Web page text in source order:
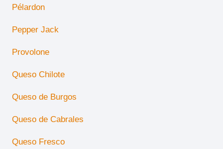
Pélardon
Pepper Jack
Provolone
Queso Chilote
Queso de Burgos
Queso de Cabrales
Queso Fresco